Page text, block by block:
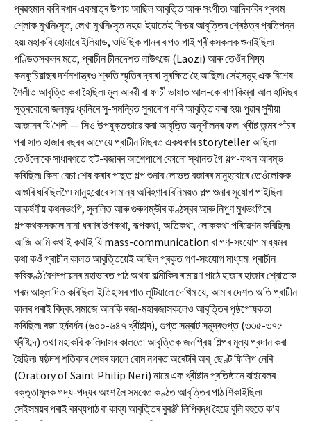
প্ৰৱহমান কৰি ৰখাৰ একমাত্ৰ উপায় আছিল আবৃত্তি আৰু সংগীত৷ আদিকবিৰ প্ৰথম
শ্লোক মুখনিঃসৃত, লেখা মুখনিঃসৃত নহয়৷ ইয়াতেই নিশ্চয় আবৃত্তিৰ শ্ৰেষ্ঠত্ব প্ৰতিপন্ন
হয়৷ মহাকবি হোমাৰে ইলিয়াড, ওডিছিক গানৰ ৰূপত গাই গ্ৰীকসকলক শুনাইছিল৷
পণ্ডিতসকলৰ মতে, প্ৰাচীন চীনদেশত লাউৎজে (Laozi) আৰু তেওঁৰ শিষ্য
কনফুচিয়াছৰ দৰ্শনশাস্ত্ৰও শ্ৰুতি স্মৃতিৰ দ্বাৰা সুৰক্ষিত হৈ আছিল৷ সেইসমূহ এক বিশেষ
শৈলীত আবৃত্তি কৰা হৈছিল৷ মূল আৰৱী বা ফাৰ্চী ভাষাত আল-কোৰাণ কিম্বা আল হাদিছৰ
সূত্ৰবোৰো জলমৃদু ধ্বনিৰে সু-সমন্বিত সুৰাৰোপ কৰি আবৃত্তি কৰা হয়৷ পুৱাৰ সুৰীয়া
আজানৰ যি শৈলী — সিও উপযুক্তভাৱে কৰা আবৃত্তি অনুশীলনৰ ফল৷ খ্ৰীষ্ট জন্মৰ পাঁচৰ
পৰা সাত হাজাৰ বছৰৰ আগেয়ে প্ৰাচীন মিছৰত একধৰণৰ storyteller আছিল৷
তেওঁলোকে সাধাৰণতে হাট-বজাৰৰ আশেপাশে কোনো স্থানত গৈ গল্প-কথন আৰম্ভ
কৰিছিল৷ কিনা বেচা শেষ কৰাৰ পাছত গল্প শুনাৰ লোভত বজাৰৰ মানুহবোৰে তেওঁলোকক
আগুৰি ধৰিছিলগৈ৷ মানুহবোৰে সামান্য অৰিহণাৰ বিনিময়ত গল্প শুনাৰ সুযোগ পাইছিল৷
আকৰ্ষণীয় কথনভংগি, সুললিত আৰু গুৰুগম্ভীৰ কণ্ঠস্বৰ আৰু নিপুণ মুখভংগিৰে
গল্পকথকসকলে নানা ধৰণৰ উপকথা, ৰূপকথা, অতিকথা, লোককথা পৰিৱেশন কৰিছিল৷
আজি আমি কথাই কথাই যি mass-communication বা গণ-সংযোগ মাধ্যমৰ
কথা কওঁ প্ৰাচীন কালত আবৃত্তিয়েই আছিল প্ৰকৃত গণ-সংযোগ মাধ্যম৷ প্ৰাচীন
কবিকণ্ঠ বৈশম্পায়নৰ মহাভাৰত পাঠ অথবা বাল্মীকিৰ ৰামায়ণ পাঠে হাজাৰ হাজাৰ শ্ৰোতাক
পৰম আহ্লাদিত কৰিছিল৷ ইতিহাসৰ পাত লুটিয়ালে দেখিম যে, আমাৰ দেশত অতি প্ৰাচীন
কালৰ পৰাই বিদ্বৎ সমাজে আনকি ৰজা-মহাৰজাসকলেও আবৃত্তিৰ পৃষ্ঠপোষকতা
কৰিছিল৷ ৰজা হৰ্ষবৰ্ধন (৬০০-৬৪৭ খ্ৰীষ্টাব্দ), গুপ্ত সম্ৰাট সমুদ্ৰগুপ্ত (৩৩৫-৩৭৫
খ্ৰীষ্টাব্দ) তথা মহাকবি কালিদাসৰ কালতো আবৃত্তিক জনপ্ৰিয় শিল্পৰ মূল্য প্ৰদান কৰা
হৈছিল৷ ষষ্ঠদশ শতিকাৰ শেষৰ ফালে ৰোম নগৰত অৰেটৰি অব্ ছেণ্ট ফিলিপ নেৰি
(Oratory of Saint Philip Neri) নামে এক খ্ৰীষ্টান প্ৰতিষ্ঠানে বাইবেলৰ
বক্তৃতামূলক গদ্য-পদ্যৰ অংশ লৈ সমবেত কণ্ঠত আবৃত্তিৰ পাঠ শিকাইছিল৷
সেইসময়ৰ পৰাই কাব্যপাঠ বা কাব্য আবৃত্তিৰ বুৰঞ্জী লিপিবদ্ধ হৈছে বুলি বহুতে ক’ব